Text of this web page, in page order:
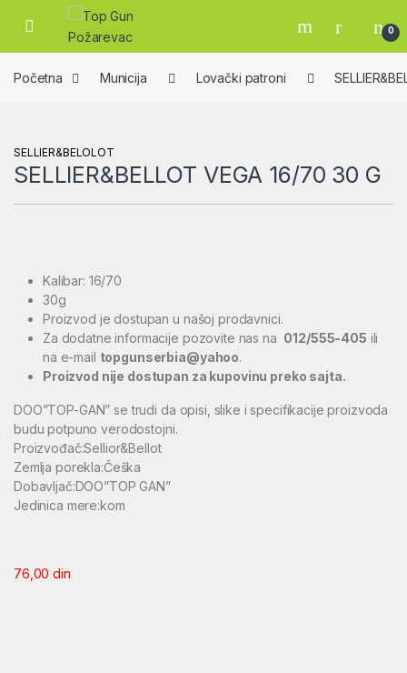
Skip to navigation
Skip to content
Open 0
Početna Municija Lovački patroni
SELLIER&BELOLOT
SELLIER&BELLOT VEGA 16/70 30 G
Kalibar: 16/70
30g
Proizvod je dostupan u našoj prodavnici.
Za dodatne informacije pozovite nas na 012/555-405 ili
na e-mail topgunserbia@yahoo.
Proizvod nije dostupan za kupovinu preko sajta.
DOO”TOP-GAN” se trudi da opisi, slike i specifikacije proizvoda
budu potpuno verodostojni.
Proizvođač:Sellior&Bellot
Zemlja porekla:Češka
Dobavljač:DOO”TOP GAN”
Jedinica mere:kom
76,00din